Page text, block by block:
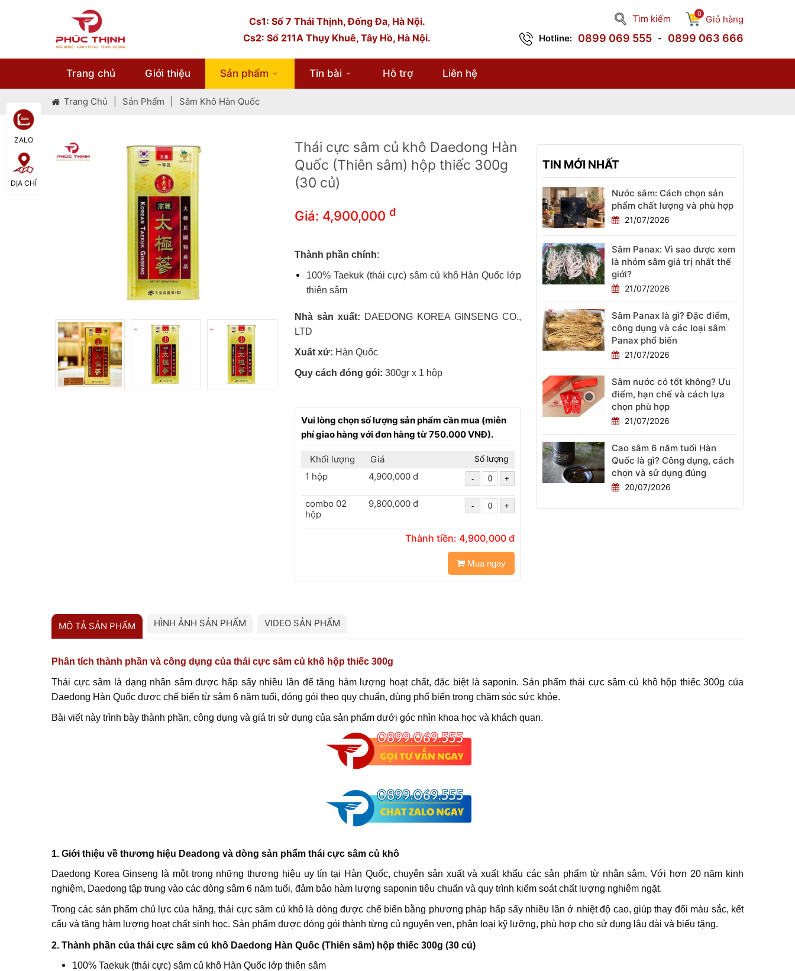
Cs1: Số 7 Thái Thịnh, Đống Đa, Hà Nội.
Cs2: Số 211A Thụy Khuê, Tây Hồ, Hà Nội.
Giỏ hàng
0
Tìm kiếm
Hotline: 0899 069 555 - 0899 063 666
Trang chủ Giới thiệu Sản phẩm Tin bài Hỗ trợ Liên hệ
Trang Chủ Sản Phẩm Sâm Khô Hàn Quốc
Thái cực sâm củ khô Daedong Hàn
Quốc (Thiên sâm) hộp thiếc 300g
(30 củ)
Giá: 4,900,000 đ
Thành phần chính:
100% Taekuk (thái cực) sâm củ khô Hàn Quốc lớp
thiên sâm
Nhà sản xuất: DAEDONG KOREA GINSENG CO.,
LTD
Xuất xứ: Hàn Quốc
Quy cách đóng gói:300gr x 1 hộp
Thành phần chính:
100% Taekuk (thái cực) sâm củ khô Hàn Quốc lớp thiên sâm
Nhà sản xuất:
Quy cách đóng gói:300gr x 1 hộp
Vui lòng chọn số lượng sản phẩm cần mua (miễn
phí giao hàng với đơn hàng từ 750.000 VNĐ).
Khối lượng Giá Số lượng
1 hộp 4,900,000 đ
combo 02
hộp
9,800,000 đ
Thành tiền: 4,900,000đ
Mua ngay
TIN MỚI NHẤT
Nước sâm: Cách chọn sản
phẩm chất lượng và phù hợp
21/07/2026
Sâm Panax: Vì sao được xem
là nhóm sâm giá trị nhất thế
giới?
21/07/2026
Sâm Panax là gì? Đặc điểm,
công dụng và các loại sâm
Panax phổ biến
21/07/2026
Sâm nước có tốt không? Ưu
điểm, hạn chế và cách lựa
chọn phù hợp
21/07/2026
Cao sâm 6 năm tuổi Hàn
Quốc là gì? Công dụng, cách
chọn và sử dụng đúng
20/07/2026
MÔ TẢ SẢN PHẨM HÌNH ẢNH SẢN PHẨM VIDEO SẢN PHẨM
Phân tích thành phần và công dụng của thái cực sâm củ khô hộp thiếc 300g
Thái cực sâm là dạng nhân sâm được hấp sấy nhiều lần để tăng hàm lượng hoạt chất, đặc biệt là saponin. Sản phẩm thái cực sâm củ khô hộp thiếc 300g của
Daedong Hàn Quốc được chế biến từ sâm 6 năm tuổi, đóng gói theo quy chuẩn, dùng phổ biến trong chăm sóc sức khỏe.
Bài viết này trình bày thành phần, công dụng và giá trị sử dụng của sản phẩm dưới góc nhìn khoa học và khách quan.
1. Giới thiệu về thương hiệu Deadong và dòng sản phẩm thái cực sâm củ khô
Daedong Korea Ginseng là một trong những thương hiệu uy tín tại Hàn Quốc, chuyên sản xuất và xuất khẩu các sản phẩm từ nhân sâm. Với hơn 20 năm kinh
nghiệm, Daedong tập trung vào các dòng sâm 6 năm tuổi, đảm bảo hàm lượng saponin tiêu chuẩn và quy trình kiểm soát chất lượng nghiêm ngặt.
Trong các sản phẩm chủ lực của hãng, thái cực sâm củ khô là dòng được chế biến bằng phương pháp hấp sấy nhiều lần ở nhiệt độ cao, giúp thay đổi màu sắc, kết
cấu và tăng hàm lượng hoạt chất sinh học. Sản phẩm được đóng gói thành từng củ nguyên vẹn, phân loại kỹ lưỡng, phù hợp cho sử dụng lâu dài và biếu tặng.
2. Thành phần của thái cực sâm củ khô Daedong Hàn Quốc (Thiên sâm) hộp thiếc 300g (30 củ)
100% Taekuk (thái cực) sâm củ khô Hàn Quốc lớp thiên sâm
ZALO
ĐỊA CHỈ